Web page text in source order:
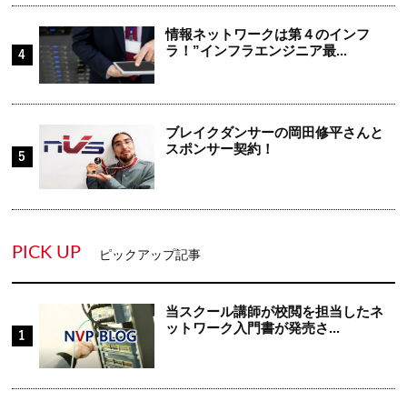
情報ネットワークは第４のインフ
ラ！”インフラエンジニア最...
ブレイクダンサーの岡田修平さんと
スポンサー契約！
PICK UP ピックアップ記事
当スクール講師が校閲を担当したネ
ットワーク入門書が発売さ...